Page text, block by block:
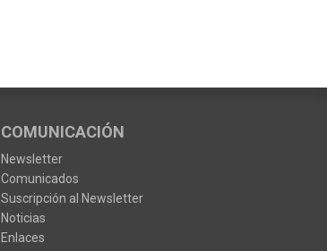
COMUNICACIÓN
Newsletter
Comunicados
Suscripción al Newsletter
Noticias
Enlaces